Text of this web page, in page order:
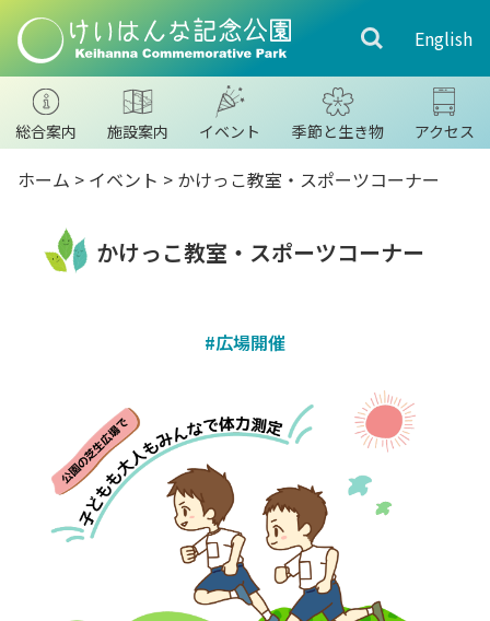
English
総合案内 施設案内 イベント 季節と生き物 アクセス
ホーム > イベント > かけっこ教室・スポーツコーナー
かけっこ教室・スポーツコーナー
#広場開催